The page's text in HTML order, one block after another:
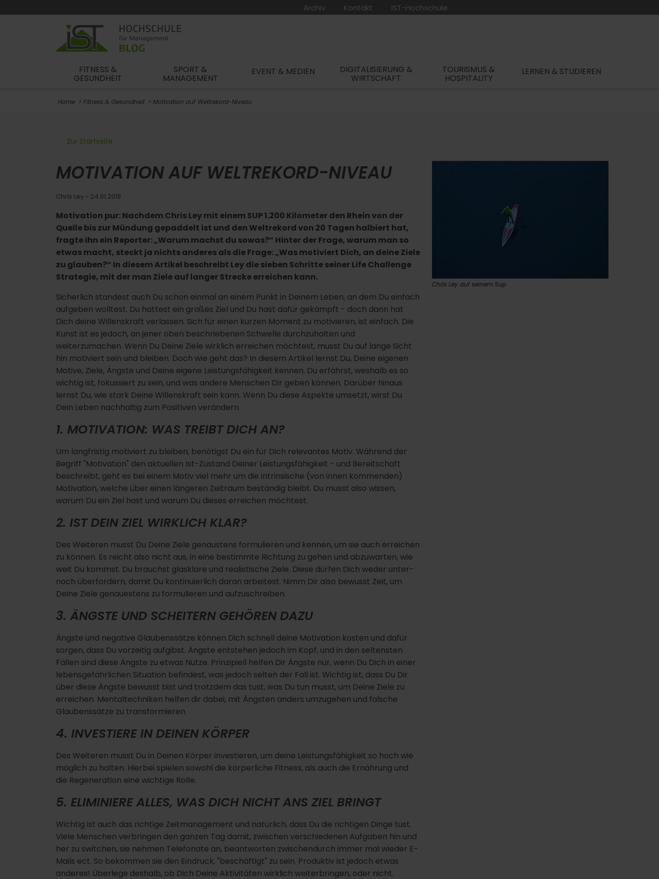
Archiv Kontakt IST-Hochschule
FITNESS &
GESUNDHEIT
SPORT &
MANAGEMENT
EVENT & MEDIEN DIGITALISIERUNG &
WIRTSCHAFT
TOURISMUS &
HOSPITALITY
LERNEN & STUDIEREN
Home Fitness & Gesundheit Motivation auf Weltrekord-Niveau
Zur Startseite
Chris Ley auf seinem Sup
MOTIVATION AUF WELTREKORD-NIVEAU
Chris Ley - 24.01.2018
Motivation pur: Nachdem Chris Ley mit einem SUP 1.200 Kilometer den Rhein von der
Quelle bis zur Mündung gepaddelt ist und den Weltrekord von 20 Tagen halbiert hat,
fragte ihn ein Reporter: „Warum machst du sowas?“ Hinter der Frage, warum man so
etwas macht, steckt ja nichts anderes als die Frage: „Was motiviert Dich, an deine Ziele
zu glauben?“ In diesem Artikel beschreibt Ley die sieben Schritte seiner Life Challenge
Strategie, mit der man Ziele auf langer Strecke erreichen kann.
Sicherlich standest auch Du schon einmal an einem Punkt in Deinem Leben, an dem Du einfach
aufgeben wolltest. Du hattest ein großes Ziel und Du hast dafür gekämpft - doch dann hat
Dich deine Willenskraft verlassen. Sich für einen kurzen Moment zu motivieren, ist einfach. Die
Kunst ist es jedoch, an jener oben beschriebenen Schwelle durchzuhalten und
weiterzumachen. Wenn Du Deine Ziele wirklich erreichen möchtest, musst Du auf lange Sicht
hin motiviert sein und bleiben. Doch wie geht das? In diesem Artikel lernst Du, Deine eigenen
Motive, Ziele, Ängste und Deine eigene Leistungsfähigkeit kennen. Du erfährst, weshalb es so
wichtig ist, fokussiert zu sein, und was andere Menschen Dir geben können. Darüber hinaus
lernst Du, wie stark Deine Willenskraft sein kann. Wenn Du diese Aspekte umsetzt, wirst Du
Dein Leben nachhaltig zum Positiven verändern.
1. MOTIVATION: WAS TREIBT DICH AN?
Um langfristig motiviert zu bleiben, benötigst Du ein für Dich relevantes Motiv. Während der
Begriff "Motivation" den aktuellen Ist-Zustand Deiner Leistungsfähigkeit - und Bereitschaft
beschreibt, geht es bei einem Motiv viel mehr um die intrinsische (von innen kommenden)
Motivation, welche über einen längeren Zeitraum beständig bleibt. Du musst also wissen,
warum Du ein Ziel hast und warum Du dieses erreichen möchtest.
2. IST DEIN ZIEL WIRKLICH KLAR?
Des Weiteren musst Du Deine Ziele genaustens formulieren und kennen, um sie auch erreichen
zu können. Es reicht also nicht aus, in eine bestimmte Richtung zu gehen und abzuwarten, wie
weit Du kommst. Du brauchst glasklare und realistische Ziele. Diese dürfen Dich weder unter-
noch überfordern, damit Du kontinuierlich daran arbeitest. Nimm Dir also bewusst Zeit, um
Deine Ziele genauestens zu formulieren und aufzuschreiben.
3. ÄNGSTE UND SCHEITERN GEHÖREN DAZU
Ängste und negative Glaubenssätze können Dich schnell deine Motivation kosten und dafür
sorgen, dass Du vorzeitig aufgibst. Ängste entstehen jedoch im Kopf, und in den seltensten
Fällen sind diese Ängste zu etwas Nutze. Prinzipiell helfen Dir Ängste nur, wenn Du Dich in einer
lebensgefährlichen Situation befindest, was jedoch selten der Fall ist. Wichtig ist, dass Du Dir
über diese Ängste bewusst bist und trotzdem das tust, was Du tun musst, um Deine Ziele zu
erreichen. Mentaltechniken helfen dir dabei, mit Ängsten anders umzugehen und falsche
Glaubenssätze zu transformieren.
4. INVESTIERE IN DEINEN KÖRPER
Des Weiteren musst Du in Deinen Körper investieren, um deine Leistungsfähigkeit so hoch wie
möglich zu halten. Hierbei spielen sowohl die körperliche Fitness, als auch die Ernährung und
die Regeneration eine wichtige Rolle.
5. ELIMINIERE ALLES, WAS DICH NICHT ANS ZIEL BRINGT
Wichtig ist auch das richtige Zeitmanagement und natürlich, dass Du die richtigen Dinge tust.
Viele Menschen verbringen den ganzen Tag damit, zwischen verschiedenen Aufgaben hin und
her zu switchen, sie nehmen Telefonate an, beantworten zwischendurch immer mal wieder E-
Mails ect. So bekommen sie den Eindruck, "beschäftigt" zu sein. Produktiv ist jedoch etwas
anderes! Überlege deshalb, ob Dich Deine Aktivitäten wirklich weiterbringen, oder nicht.